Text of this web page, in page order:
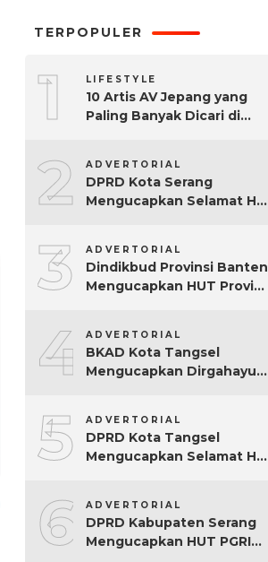
TERPOPULER
1 LIFESTYLE
10 Artis AV Jepang yang
Paling Banyak Dicari di
2 ADVERTORIAL
DPRD Kota Serang
Mengucapkan Selamat Hari
3 ADVERTORIAL
Dindikbud Provinsi Banten
Mengucapkan HUT Provinsi
4 ADVERTORIAL
BKAD Kota Tangsel
Mengucapkan Dirgahayu
5 ADVERTORIAL
DPRD Kota Tangsel
Mengucapkan Selamat Hari
6 ADVERTORIAL
DPRD Kabupaten Serang
Mengucapkan HUT PGRI